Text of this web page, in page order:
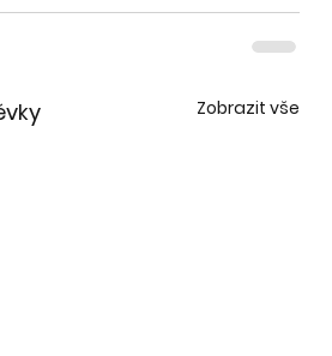
Zobrazit vše